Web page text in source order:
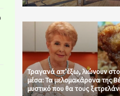
Τραγανά απ’έξω, λιώνουν
μέσα: Τα μελομακάρονα της
μυστικό που θα τους